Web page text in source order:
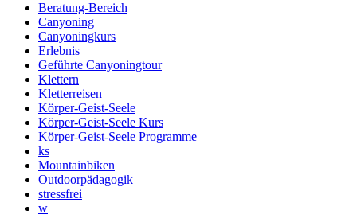
Beratung-Bereich
Canyoning
Canyoningkurs
Erlebnis
Geführte Canyoningtour
Klettern
Kletterreisen
Körper-Geist-Seele
Körper-Geist-Seele Kurs
Körper-Geist-Seele Programme
ks
Mountainbiken
Outdoorpädagogik
stressfrei
w